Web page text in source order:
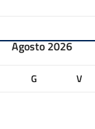
Agosto 2026
G V